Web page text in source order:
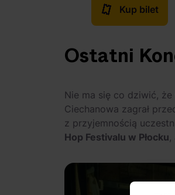
Kup bilet
Ostatni
Nie ma się co dziwić,
Ciechanowa zagrał
z przyjemnością
Hop Festivalu w Płocku,